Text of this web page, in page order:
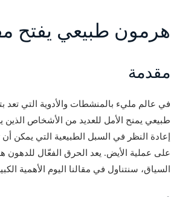
هرمون طبيعي يفتح
مقدمة
في عالم مليء بالمنشطات والأدوية التي تعد
طبيعي يمنح الأمل للعديد من الأشخاص
إعادة النظر في السبل الطبيعية التي يمكن
على عملية الأيض. يعد الحرق الفعّال للدهون
السياق، سنتناول في مقالنا اليوم الأهمية